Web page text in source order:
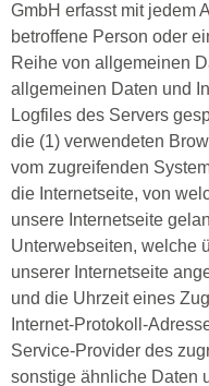
GmbH erfasst mit jedem
betroffene Person oder
Reihe von allgemeinen
allgemeinen Daten und
Logfiles des Servers
die (1) verwendeten
vom zugreifenden
die Internetseite, von
unsere Internetseite
Unterwebseiten, welche
unserer Internetseite
und die Uhrzeit eines
Internet-Protokoll-
Service-Provider des
sonstige ähnliche Daten